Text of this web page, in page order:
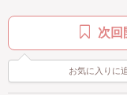
次回
お気に入りに